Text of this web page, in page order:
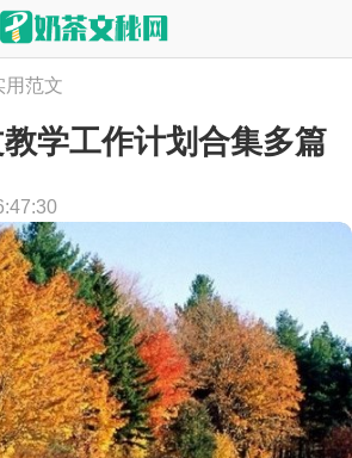
用范文
学工作计划合集多篇